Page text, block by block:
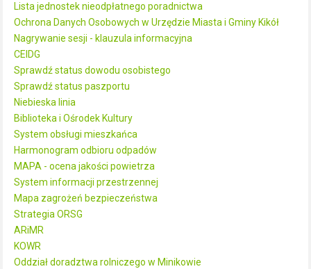
Lista jednostek nieodpłatnego poradnictwa
Ochrona Danych Osobowych w Urzędzie Miasta i Gminy Kikół
Nagrywanie sesji - klauzula informacyjna
CEIDG
Sprawdź status dowodu osobistego
Sprawdź status paszportu
Niebieska linia
Biblioteka i Ośrodek Kultury
System obsługi mieszkańca
Harmonogram odbioru odpadów
MAPA - ocena jakości powietrza
System informacji przestrzennej
Mapa zagrożeń bezpieczeństwa
Strategia ORSG
ARiMR
KOWR
Oddział doradztwa rolniczego w Minikowie